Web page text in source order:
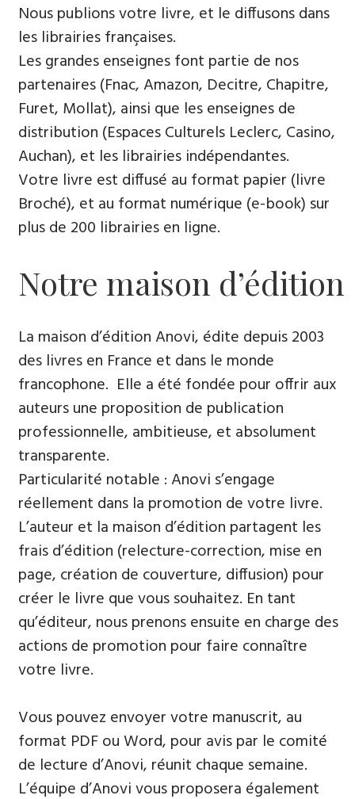
Nous publions votre livre, et le diffusons dans
les librairies françaises​.
Les grandes enseignes font partie de nos
partenaires (Fnac, Amazon, Decitre, Chapitre,
Furet, Mollat), ainsi que les enseignes de
distribution (Espaces Culturels Leclerc, Casino,
Auchan), et les librairies indépendantes.
Votre livre est diffusé au format papier (livre
Broché), et au format numérique (e-book) sur
plus de 200 librairies en ligne.
Notre maison d’édition
La maison d’édition Anovi, édite depuis 2003
des livres en France et dans le monde
francophone. Elle a été fondée pour offrir aux
auteurs une proposition de publication
professionnelle, ambitieuse, et absolument
transparente.
Particularité notable : Anovi s’engage
réellement dans la promotion de votre livre.
L’auteur et la maison d’édition partagent les
frais d’édition (relecture-correction, mise en
page, création de couverture, diffusion) pour
créer le livre que vous souhaitez. En tant
qu’éditeur, nous prenons ensuite en charge des
actions de promotion pour faire connaître
votre livre.
Vous pouvez envoyer votre manuscrit, au
format PDF ou Word, pour avis par le comité
de lecture d’Anovi, réunit chaque semaine.
L’équipe d’Anovi vous proposera également